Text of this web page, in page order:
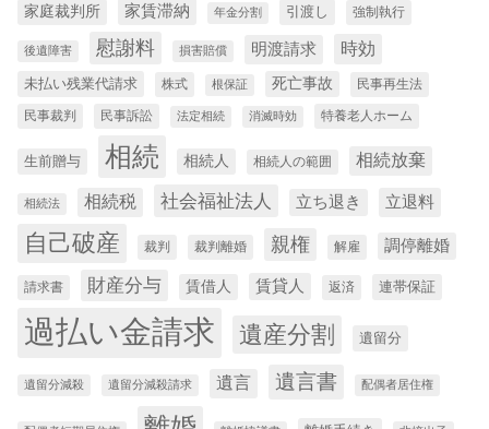
家庭裁判所 家賃滞納 年金分割 引渡し 強制執行
後遺障害 慰謝料 損害賠償 明渡請求 時効
未払い残業代請求 株式 根保証 死亡事故 民事再生法
民事裁判 民事訴訟 法定相続 消滅時効 特養老人ホーム
生前贈与 相続 相続人 相続人の範囲 相続放棄
相続法 相続税 社会福祉法人 立ち退き 立退料
自己破産 裁判 裁判離婚 親権 解雇 調停離婚
請求書 財産分与 賃借人 賃貸人 返済 連帯保証
過払い金請求 遺産分割 遺留分
遺留分減殺 遺留分減殺請求 遺言 遺言書 配偶者居住権